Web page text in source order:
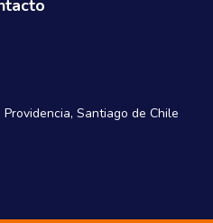
Santiago de Chile